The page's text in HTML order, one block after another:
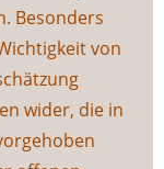
Besonders
von
wider, die in